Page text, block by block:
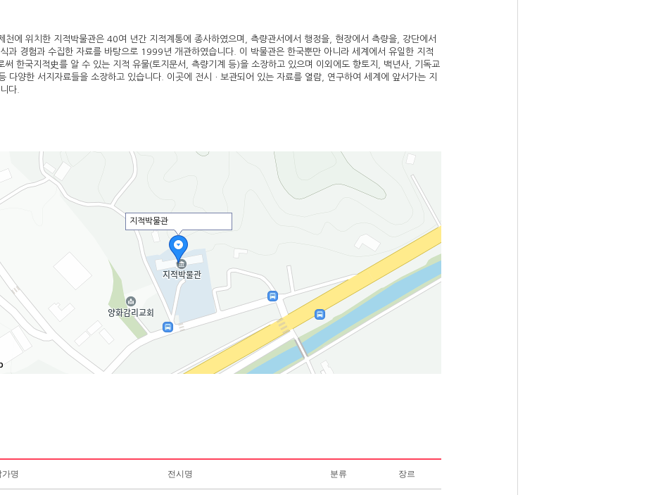
천에 위치한 지적박물관은 40여 년간 지적계통에 종사하였으며, 측량관서에서 행정을, 현장에서 측량을, 강단에서
과 경험과 수집한 자료를 바탕으로 1999년 개관하였습니다. 이 박물관은 한국뿐만 아니라 세계에서 유일한 지적
써 한국지적史를 알 수 있는 지적 유물(토지문서, 측량기계 등)을 소장하고 있으며 이외에도 향토지, 백년사, 기독교
다양한 서지자료들을 소장하고 있습니다. 이곳에 전시ㆍ보관되어 있는 자료를 열람, 연구하여 세계에 앞서가는 지
다.
지적박물관
가명 전시명 분류 장르